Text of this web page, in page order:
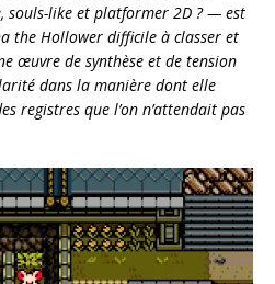
souls-like et platformer 2D ? — est
the Hollower difficile à classer et
œuvre de synthèse et de tension
dans la manière dont elle
registres que l’on n’attendait pas